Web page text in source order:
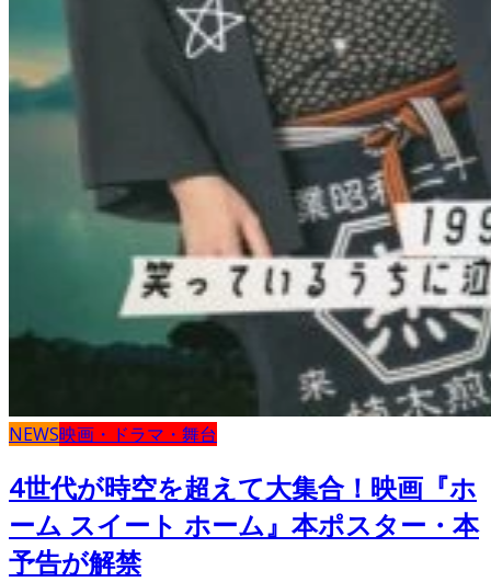
NEWS映画・ドラマ・舞台
4世代が時空を超えて大集合！映画『ホ
ーム スイート ホーム』本ポスター・本
予告が解禁